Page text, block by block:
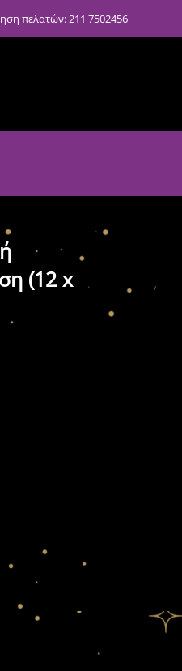
πελατών: 211 7502456
(12 x